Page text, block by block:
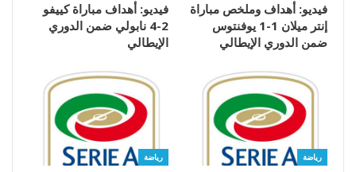
فيديو: أهداف وملخص مباراة
إنتر ميلان 1-1 يوفنتوس
ضمن الدوري الإيطالي
فيديو: أهداف مباراة كييفو
2-4 نابولي ضمن الدوري
الإيطالي
رياضة رياضة